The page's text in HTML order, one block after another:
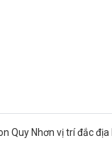
Quy Nhơn vị trí đắc địa